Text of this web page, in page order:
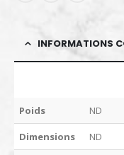
INFORMATIONS
Poids ND
Dimensions ND